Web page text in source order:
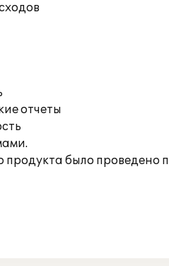
отчеты
продукта было проведено